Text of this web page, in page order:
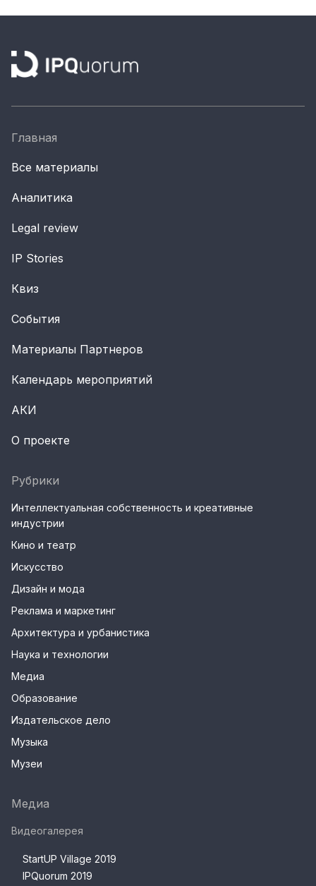
Главная
Все материалы
Аналитика
Legal review
IP Stories
Квиз
События
Материалы Партнеров
Календарь мероприятий
АКИ
О проекте
Рубрики
Интеллектуальная собственность и креативные
индустрии
Кино и театр
Искусство
Дизайн и мода
Реклама и маркетинг
Архитектура и урбанистика
Наука и технологии
Медиа
Образование
Издательское дело
Музыка
Музеи
Медиа
Видеогалерея
StartUP Village 2019
IPQuorum 2019